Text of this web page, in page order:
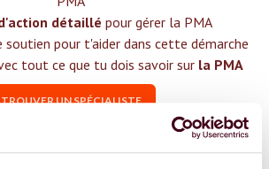
détaillé pour gérer la PMA
pour t'aider dans cette démarche
tout ce que tu dois savoir sur la PMA
TROUVER UN SPÉCIALISTE